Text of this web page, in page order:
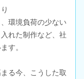
環境負荷の少ない
れた制作など、社
す。
る今、こうした取